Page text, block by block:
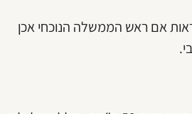
לשלוט גובר. עכשיו נחכה בנשימה עצורה 548 יום לראות אם ראש הממשלה הנוכחי אכן